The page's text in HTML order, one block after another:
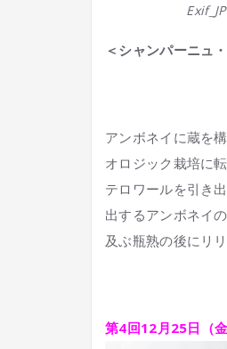
＜シャンパーニュ
アンボネイに蔵を
オロジック栽培に
テロワールを引き
出するアンボネイ
及ぶ瓶熟の後にリ
第4回12月25日（金